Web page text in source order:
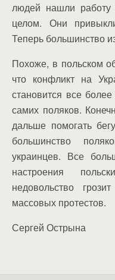
людей нашли
целом. Они
Теперь большинство
Похоже, в польском
что конфликт на
становится все
самих поляков.
дальше помогать
большинство
украинцев. Все
настроения
недовольство
массовых протестов.
Сергей Острына